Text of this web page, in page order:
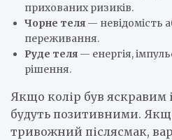
прихованих ризиків.
Чорне теля — невідомість
переживання.
Руде теля — енергія,
рішення.
Якщо колір був
будуть позитивними.
тривожний післясмак,